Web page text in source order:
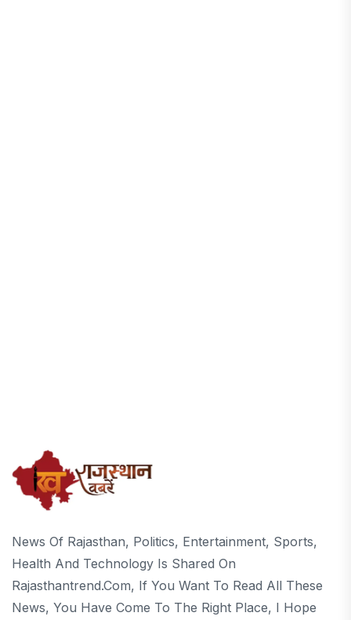
News Of Rajasthan, Politics, Entertainment, Sports,
Health And Technology Is Shared On
Rajasthantrend.com, If You Want To Read All These
News, You Have Come To The Right Place, I Hope